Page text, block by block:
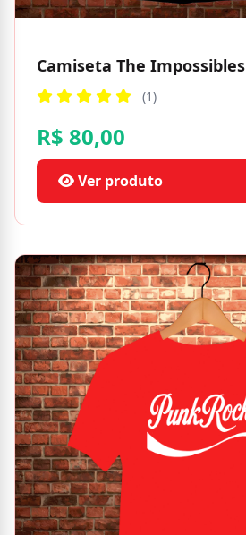
Camiseta The Impossibles
(1)
R$ 80,00
Ver produto